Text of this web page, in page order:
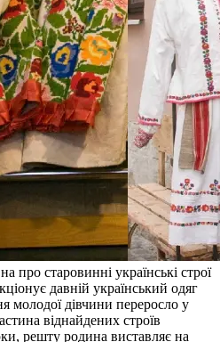
про старовинні українські строї
давній український одяг
молодої дівчини переросло у
віднайдених строїв
решту родина виставляє на